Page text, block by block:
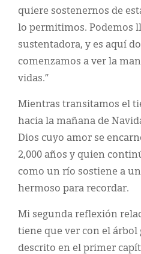
quiere sostenernos de
lo permitimos. Podemos
sustentadora, y es aquí
comenzamos a ver la
vidas.”
Mientras transitamos el
hacia la mañana de
Dios cuyo amor se
2,000 años y quien
como un río sostiene a
hermoso para recordar.
Mi segunda reflexión
tiene que ver con el árbol
descrito en el primer